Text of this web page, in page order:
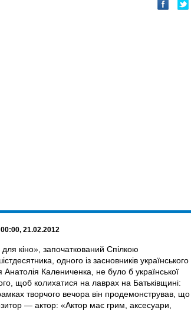
00:00, 21.02.2012
кіно», започаткований Спілкою
одного iз засновників українського
Калениченка, не було б української
щоб колихатися на лаврах на Батьківщині:
творчого вечора він продемонстрував, що
— актор: «Актор має грим, аксесуари,